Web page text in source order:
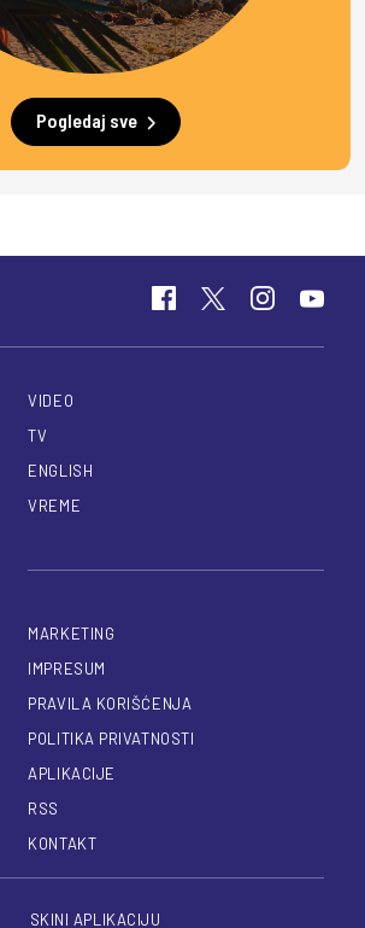
Pogledaj sve
VIDEO
TV
ENGLISH
VREME
MARKETING
IMPRESUM
PRAVILA KORIŠĆENJA
POLITIKA PRIVATNOSTI
APLIKACIJE
RSS
KONTAKT
SKINI APLIKACIJU